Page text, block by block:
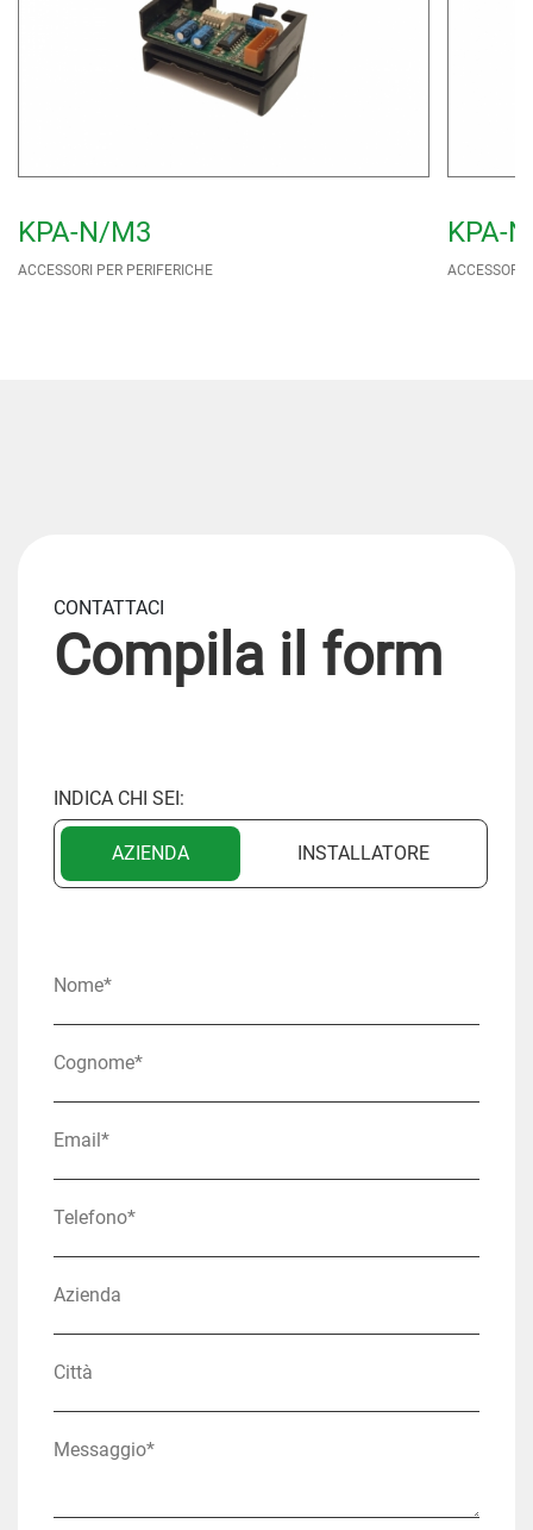
KPA-N/M3
ACCESSORI PER PERIFERICHE
KPA-
ACCESSORI
CONTATTACI
Compila il form
INDICA CHI SEI:
AZIENDA INSTALLATORE